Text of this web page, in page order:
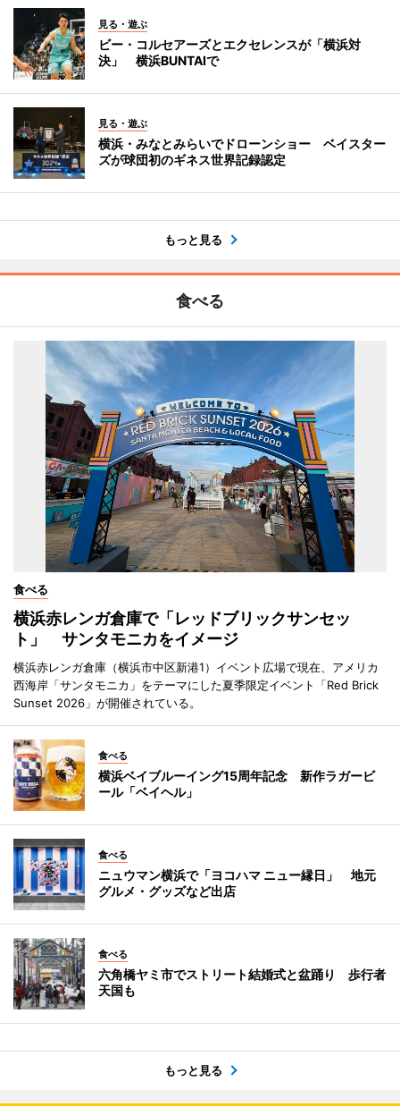
見る・遊ぶ
ビー・コルセアーズとエクセレンスが「横浜対
決」 横浜BUNTAIで
見る・遊ぶ
横浜・みなとみらいでドローンショー ベイスター
ズが球団初のギネス世界記録認定
もっと見る
食べる
食べる
横浜赤レンガ倉庫で「レッドブリックサンセッ
ト」 サンタモニカをイメージ
横浜赤レンガ倉庫（横浜市中区新港1）イベント広場で現在、アメリカ
西海岸「サンタモニカ」をテーマにした夏季限定イベント「Red Brick
Sunset 2026」が開催されている。
食べる
横浜ベイブルーイング15周年記念 新作ラガービ
ール「ベイヘル」
食べる
ニュウマン横浜で「ヨコハマ ニュー縁日」 地元
グルメ・グッズなど出店
食べる
六角橋ヤミ市でストリート結婚式と盆踊り 歩行者
天国も
もっと見る